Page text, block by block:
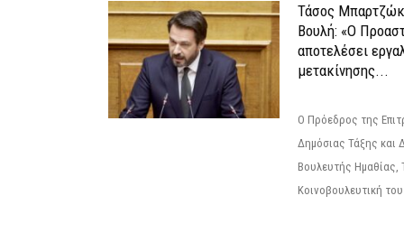
Τάσος
Βουλή: «Ο
αποτελέσει
μετακίνησης...
Ο Πρόεδρος της
Δημόσιας Τάξης και
Βουλευτής
Κοινοβουλευτική